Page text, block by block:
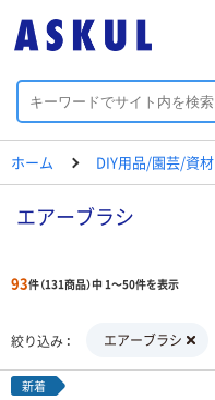
ホーム DIY用品/園芸/資材
エアーブラシ
93件（131商品）中 1～50件を表示
絞り込み エアーブラシ
新着